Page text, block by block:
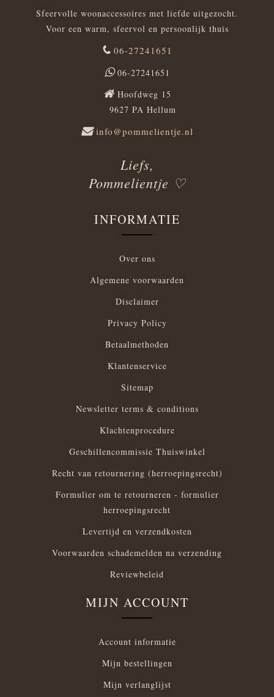
Sfeervolle woonaccessoires met liefde uitgezocht.
Voor een warm, sfeervol en persoonlijk thuis
06-27241651
06-27241651
Hoofdweg 15
9627 PA Hellum
info@pommelientje.nl
Liefs,
Pommelientje ♡
INFORMATIE
Over ons
Algemene voorwaarden
Disclaimer
Privacy Policy
Betaalmethoden
Klantenservice
Sitemap
Newsletter terms & conditions
Klachtenprocedure
Geschillencommissie Thuiswinkel
Recht van retournering (herroepingsrecht)
Formulier om te retourneren - formulier
herroepingsrecht
Levertijd en verzendkosten
Voorwaarden schademelden na verzending
Reviewbeleid
MIJN ACCOUNT
Account informatie
Mijn bestellingen
Mijn verlanglijst